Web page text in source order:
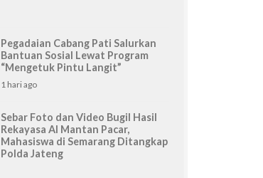
Pegadaian Cabang Pati Salurkan
Bantuan Sosial Lewat Program
“Mengetuk Pintu Langit”
1 hari ago
Sebar Foto dan Video Bugil Hasil
Rekayasa AI Mantan Pacar,
Mahasiswa di Semarang Ditangkap
Polda Jateng